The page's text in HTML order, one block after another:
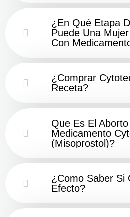
¿En Qué Etapa
Puede Una
Con
¿Comprar
Receta?
Que Es El
Medicamento
(misoprostol)?
¿Como Saber Si
Efecto?